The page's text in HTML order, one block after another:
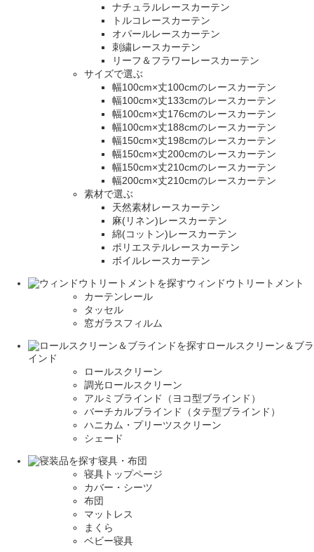
ナチュラルレースカーテン
トルコレースカーテン
オパールレースカーテン
刺繍レースカーテン
リーフ＆フラワーレースカーテン
サイズで選ぶ
幅100cm×丈100cmのレースカーテン
幅100cm×丈133cmのレースカーテン
幅100cm×丈176cmのレースカーテン
幅100cm×丈188cmのレースカーテン
幅150cm×丈198cmのレースカーテン
幅150cm×丈200cmのレースカーテン
幅150cm×丈210cmのレースカーテン
幅200cm×丈210cmのレースカーテン
素材で選ぶ
天然素材レースカーテン
麻(リネン)レースカーテン
綿(コットン)レースカーテン
ポリエステルレースカーテン
ボイルレースカーテン
ウィンドウトリートメント
カーテンレール
タッセル
窓ガラスフィルム
ロールスクリーン＆ブラ
インド
ロールスクリーン
調光ロールスクリーン
アルミブラインド（ヨコ型ブラインド）
バーチカルブラインド（タテ型ブラインド）
ハニカム・プリーツスクリーン
シェード
寝具・布団
寝具トップページ
カバー・シーツ
布団
マットレス
まくら
ベビー寝具